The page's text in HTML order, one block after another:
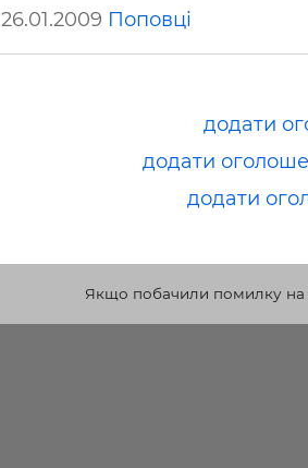
26.01.2009 Поповці
додати
додати
додати
Якщо побачили помилку на